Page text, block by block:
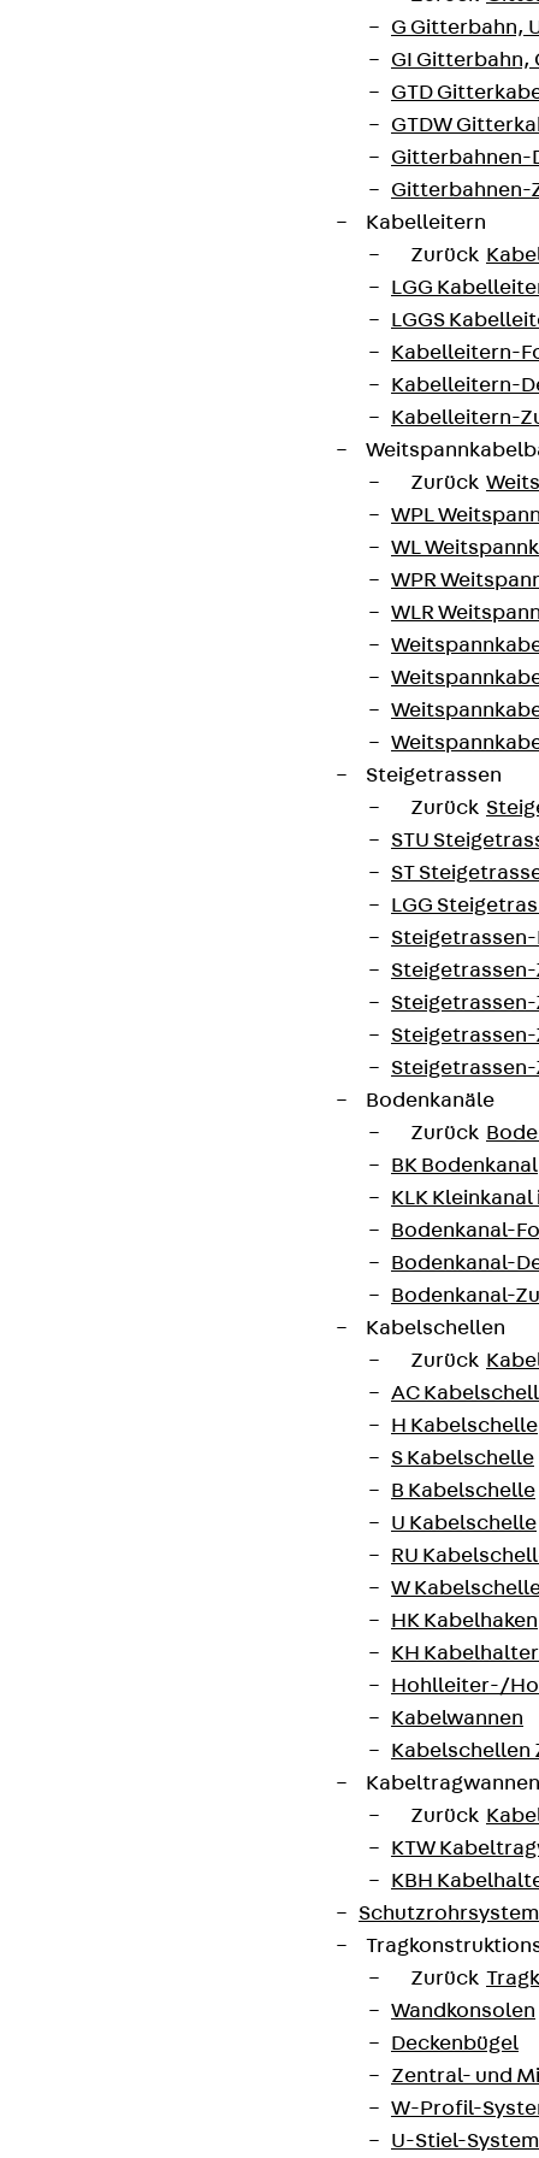
G Gitterbahn,
GI Gitterbahn,
GTD
GTDW
Gitterbahnen-
Gitterbahnen-
Kabelleitern
Zurück
LGG
LGGS
Kabelleitern-
Kabelleitern-
Kabelleitern-
Zurück
WPL
WL
WPR
WLR
Steigetrassen
Zurück
STU
ST
LGG
Steigetrassen-
Steigetrassen-
Steigetrassen-
Steigetrassen-
Bodenkanäle
Zurück
BK Bodenkanal
KLK
Bodenkanal-
Bodenkanal-
Bodenkanal-
Kabelschellen
Zurück
AC
H Kabelschelle
S Kabelschelle
B Kabelschelle
U Kabelschelle
RU
W
HK Kabelhaken
KH Kabelhalter
Hohlleiter-/
Kabelwannen
Kabelschellen
Zurück
KTW
KBH
Zurück
Wandkonsolen
Deckenbügel
Zentral- und
W-Profil-
U-Stiel-System